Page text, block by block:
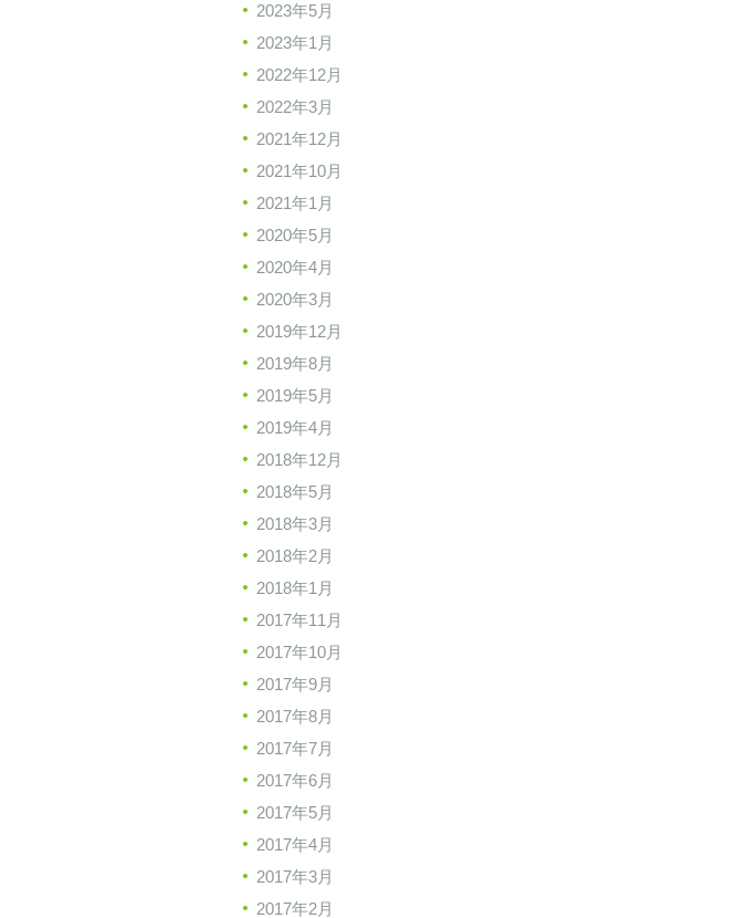
2023年5月
2023年1月
2022年12月
2022年3月
2021年12月
2021年10月
2021年1月
2020年5月
2020年4月
2020年3月
2019年12月
2019年8月
2019年5月
2019年4月
2018年12月
2018年5月
2018年3月
2018年2月
2018年1月
2017年11月
2017年10月
2017年9月
2017年8月
2017年7月
2017年6月
2017年5月
2017年4月
2017年3月
2017年2月